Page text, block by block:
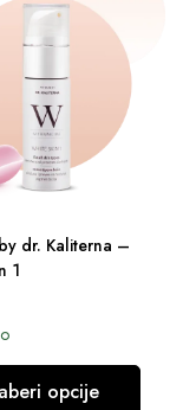
dr. Kaliterna –
1
opcije